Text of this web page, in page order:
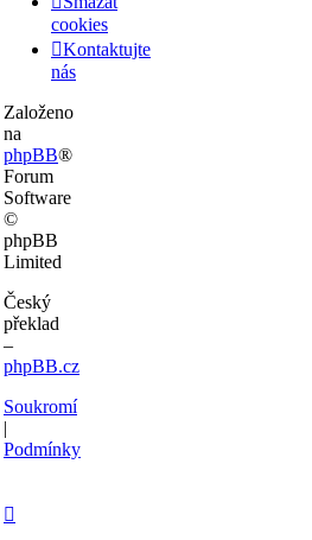
cookies
Kontaktujte
nás
Založeno
na
phpBB®
Forum
Software
©
phpBB
Limited
Český
překlad
–
phpBB.cz
Soukromí
Podmínky